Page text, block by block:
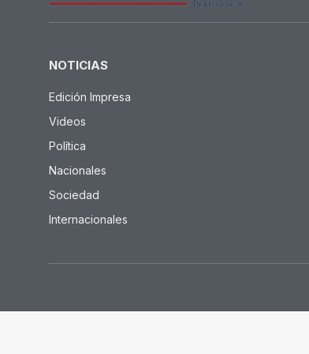
NOTICIAS
Edición Impresa
Videos
Política
Nacionales
Sociedad
Internacionales